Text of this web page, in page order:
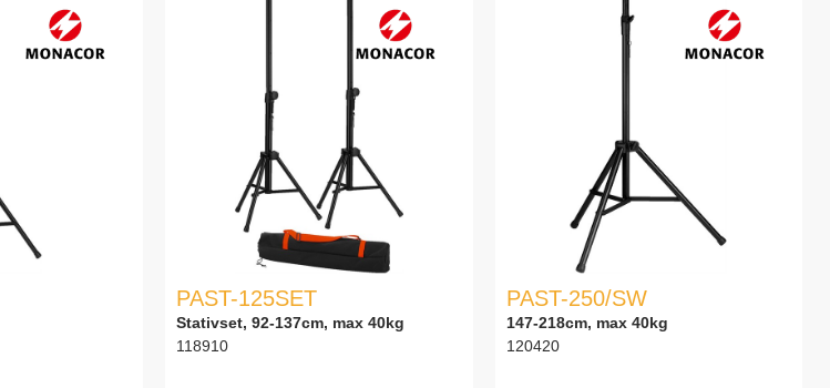
PAST-125SET
Stativset, 92-137cm, max 40kg
118910
PAST-250/SW
147-218cm, max 40kg
120420